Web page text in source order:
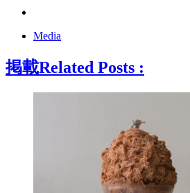
Media
掲載Related Posts :